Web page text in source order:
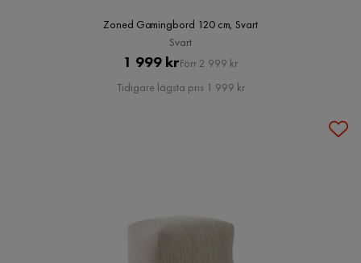
Zoned Gamingbord 120 cm, Svart
Svart
Pris
1 999 krOriginal
Pris
Förr 2 999 kr
Tidigare lägsta pris 1 999 kr